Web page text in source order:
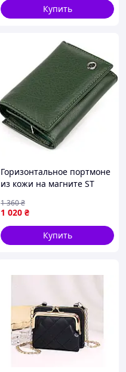
Купить
Горизонтальное портмоне
из кожи на магните ST
12х7,5х2,5 D3-2026
1 020 ₴
1 360₴
Купить